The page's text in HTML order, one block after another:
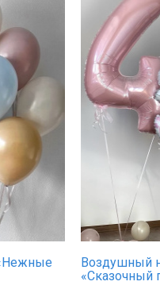
Воздушный
«Сказочный